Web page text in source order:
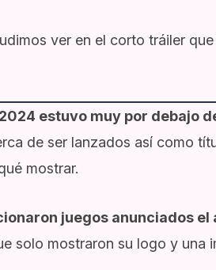
ver en el corto tráiler
estuvo muy por debajo
de ser lanzados así como
mostrar.
juegos anunciados el
solo mostraron su logo y una